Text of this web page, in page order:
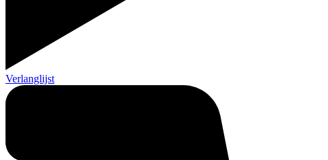
Verlanglijst